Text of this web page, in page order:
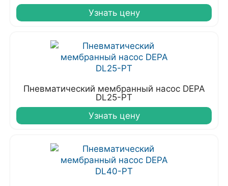
Узнать цену
Пневматический мембранный насос DEPA
DL25-PT
Узнать цену